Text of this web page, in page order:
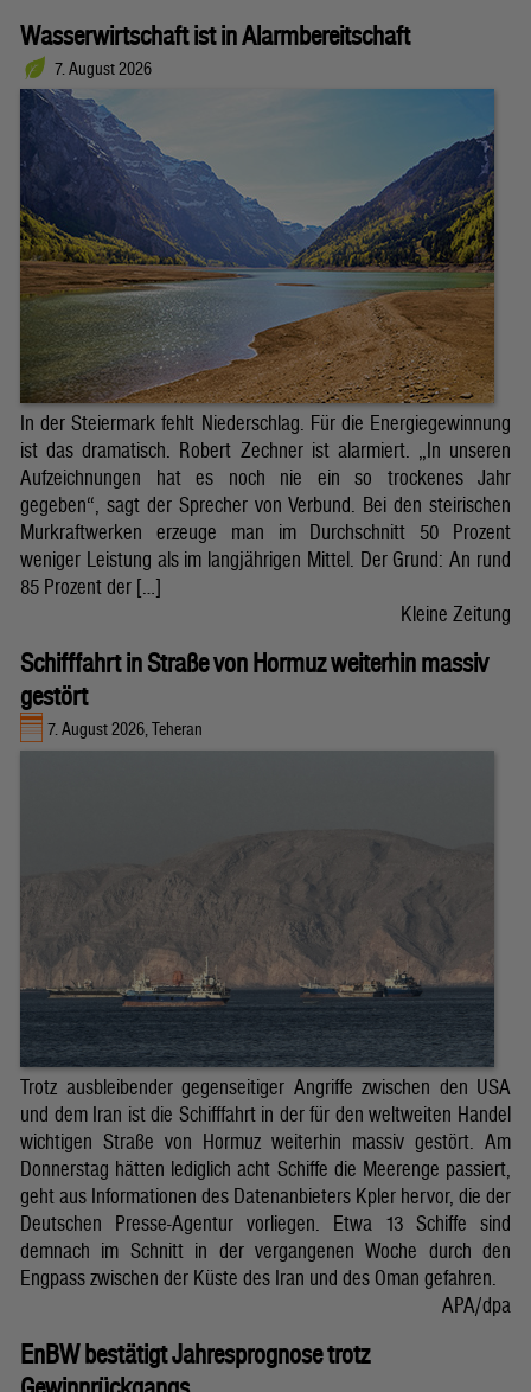
Wasserwirtschaft ist in Alarmbereitschaft
7. August 2026
In der Steiermark fehlt Niederschlag. Für die Energiegewinnung
ist das dramatisch. Robert Zechner ist alarmiert. „In unseren
Aufzeichnungen hat es noch nie ein so trockenes Jahr
gegeben“, sagt der Sprecher von Verbund. Bei den steirischen
Murkraftwerken erzeuge man im Durchschnitt 50 Prozent
weniger Leistung als im langjährigen Mittel. Der Grund: An rund
85 Prozent der […]
Kleine Zeitung
Schifffahrt in Straße von Hormuz weiterhin massiv
gestört
7. August 2026, Teheran
Trotz ausbleibender gegenseitiger Angriffe zwischen den USA
und dem Iran ist die Schifffahrt in der für den weltweiten Handel
wichtigen Straße von Hormuz weiterhin massiv gestört. Am
Donnerstag hätten lediglich acht Schiffe die Meerenge passiert,
geht aus Informationen des Datenanbieters Kpler hervor, die der
Deutschen Presse-Agentur vorliegen. Etwa 13 Schiffe sind
demnach im Schnitt in der vergangenen Woche durch den
Engpass zwischen der Küste des Iran und des Oman gefahren.
APA/dpa
EnBW bestätigt Jahresprognose trotz